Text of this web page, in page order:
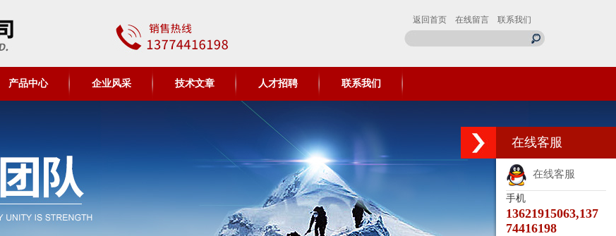
返回首页 在线留言 联系我们
产品中心 企业风采 技术文章 人才招聘 联系我们
在线客服
在线客服
手机
13621915063,137
74416198